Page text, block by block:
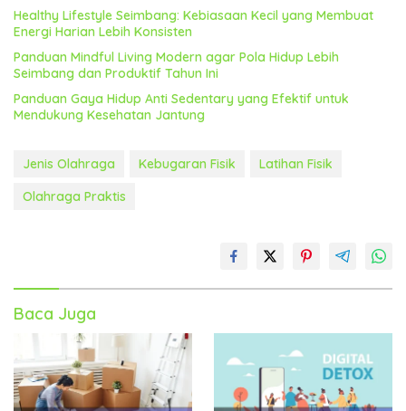
Healthy Lifestyle Seimbang: Kebiasaan Kecil yang Membuat
Energi Harian Lebih Konsisten
Panduan Mindful Living Modern agar Pola Hidup Lebih
Seimbang dan Produktif Tahun Ini
Panduan Gaya Hidup Anti Sedentary yang Efektif untuk
Mendukung Kesehatan Jantung
Jenis Olahraga Kebugaran Fisik
Latihan Fisik
Olahraga Praktis
Baca Juga